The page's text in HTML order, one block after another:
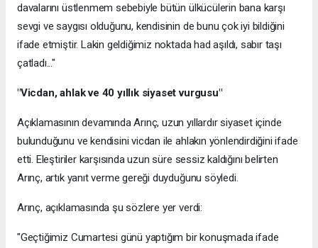
davalarını üstlenmem sebebiyle bütün ülkücülerin bana karşı
sevgi ve saygısı olduğunu, kendisinin de bunu çok iyi bildiğini
ifade etmiştir. Lakin geldiğimiz noktada had aşıldı, sabır taşı
çatladı..."
"Vicdan, ahlak ve 40 yıllık siyaset vurgusu"
Açıklamasının devamında Arınç, uzun yıllardır siyaset içinde
bulunduğunu ve kendisini vicdan ile ahlakın yönlendirdiğini ifade
etti. Eleştiriler karşısında uzun süre sessiz kaldığını belirten
Arınç, artık yanıt verme gereği duyduğunu söyledi.
Arınç, açıklamasında şu sözlere yer verdi:
"Geçtiğimiz Cumartesi günü yaptığım bir konuşmada ifade